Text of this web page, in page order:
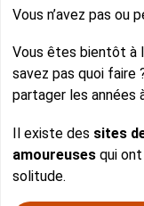
Vous n’avez pas ou
Vous êtes bientôt à
savez pas quoi faire
partager les années
Il existe des sites
amoureuses qui
solitude.